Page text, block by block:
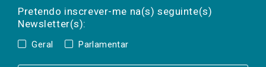
Pretendo inscrever-me na(s) seguinte(s)
Newsletter(s):
Geral Parlamentar
a(s) newsletter(s).
mail